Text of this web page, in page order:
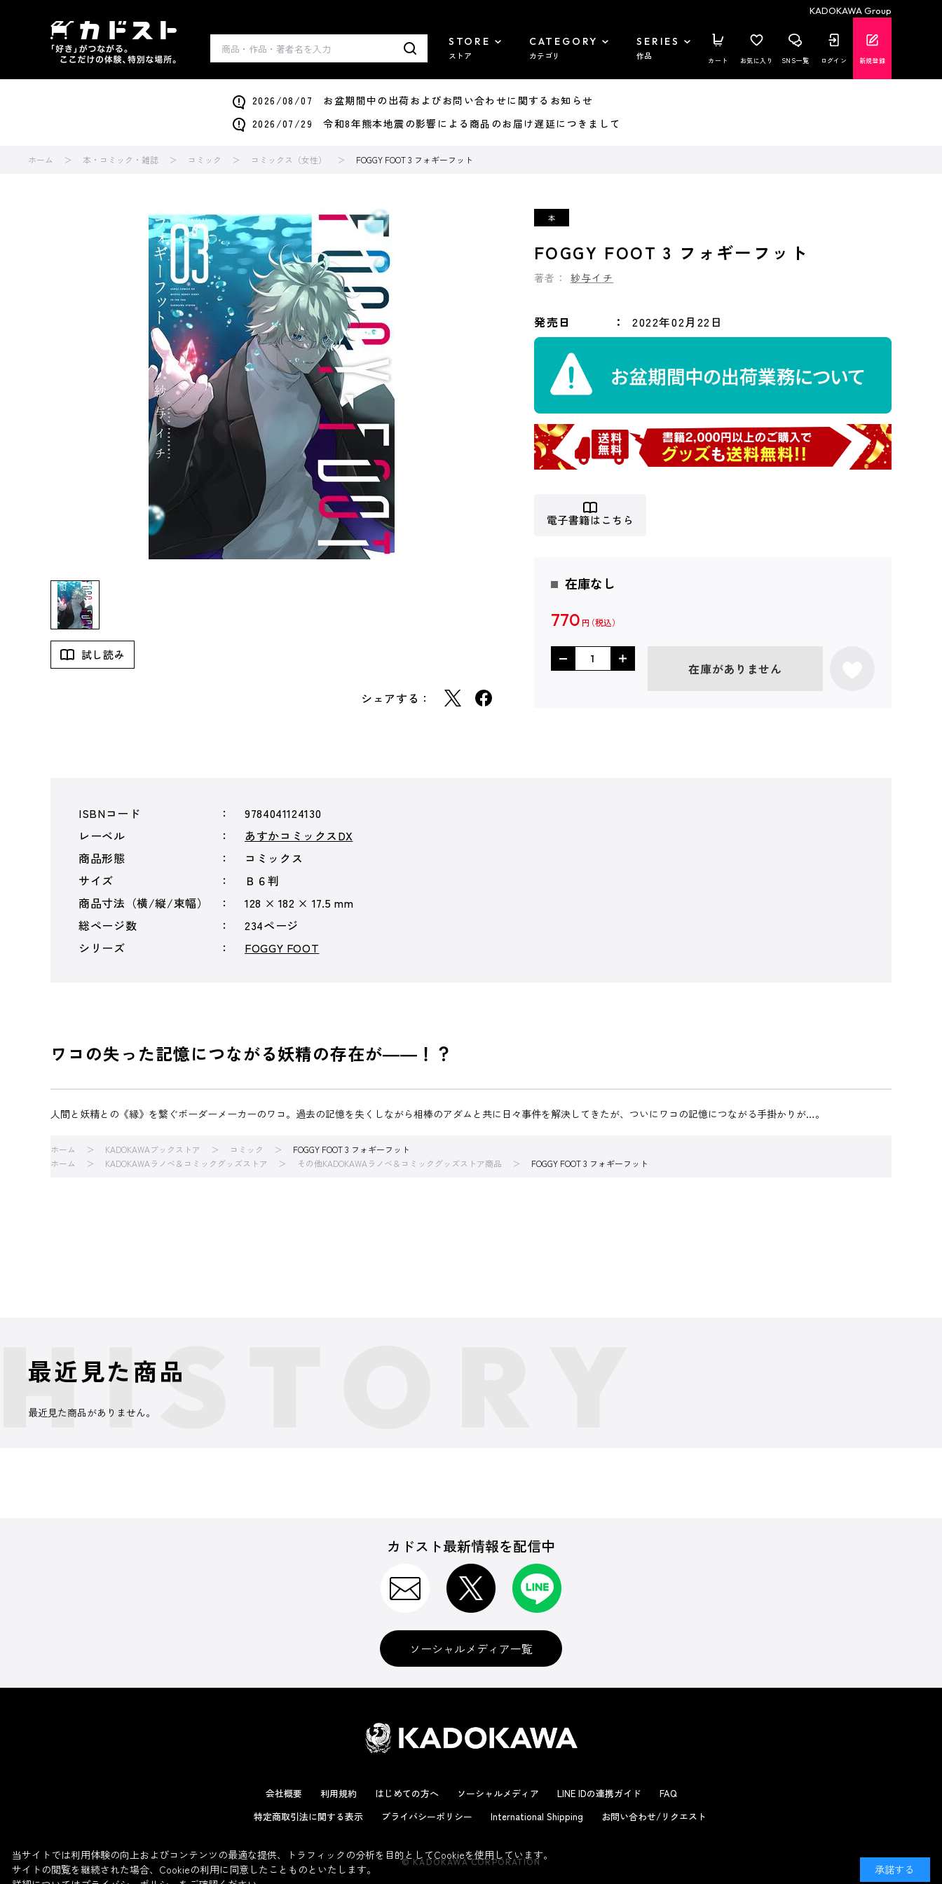
KADOKAWA Group
STORE
ストア
CATEGORY
カテゴリ
SERIES
作品 カート お気に入り SNS一覧 ログイン 新規登録
2026/08/07 お盆期間中の出荷およびお問い合わせに関するお知らせ
2026/07/29 令和8年熊本地震の影響による商品のお届け遅延につきまして
ホーム 本・コミック・雑誌 コミック コミックス（女性） FOGGY FOOT 3 フォギーフット
試し読み
シェアする：
FOGGY FOOT 3 フォギーフット
著者： 紗与イチ
発売日 2022年02月22日
電子書籍はこちら
在庫なし
770 円
在庫がありません
ISBNコード
9784041124130
レーベル
あすかコミックスDX
商品形態
コミックス
サイズ
Ｂ６判
商品寸法（横/縦/束幅）
128 × 182 × 17.5 mm
総ページ数
234ページ
シリーズ
FOGGY FOOT
ワコの失った記憶につながる妖精の存在が――！？
人間と妖精との《縁》を繋ぐボーダーメーカーのワコ。過去の記憶を失くしながら相棒のアダムと共に日々事件を解決してきたが、ついにワコの記憶につながる手掛かりが…。
ホーム KADOKAWAブックストア コミック
FOGGY FOOT 3 フォギーフット
ホーム
KADOKAWAラノベ＆コミックグッズストア その他KADOKAWAラノベ＆コミックグッズストア商品 FOGGY FOOT 3 フォギーフット
最近見た商品
最近見た商品がありません。
カドスト最新情報を配信中
ソーシャルメディア一覧
会社概要 利用規約 はじめての方へ ソーシャルメディア LINE IDの連携ガイド
FAQ
特定商取引法に関する表示
プライバシーポリシー International Shipping お問い合わせ/リクエスト
© KADOKAWA CORPORATION
当サイトでは利用体験の向上およびコンテンツの最適な提供、トラフィックの分析を目的としてCookieを使用しています。
サイトの閲覧を継続された場合、Cookieの利用に同意したことものといたします。
承諾する